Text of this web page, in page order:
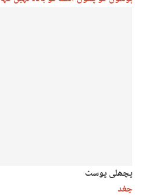
پچھلی پوسٹ
چغد